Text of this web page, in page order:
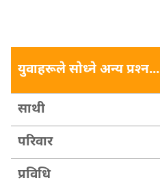
युवाहरूले सोध्ने अन्य प्रश्‍न...
साथी
परिवार
प्रविधि